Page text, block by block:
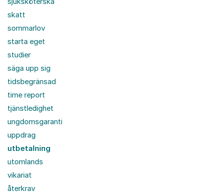
skatt
sommarlov
starta eget
studier
säga upp sig
tidsbegränsad
time report
tjänstledighet
ungdomsgaranti
uppdrag
utbetalning
utomlands
vikariat
återkrav